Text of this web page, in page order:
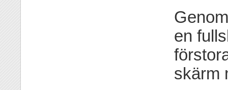
en
skärm